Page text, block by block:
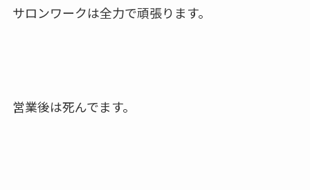
サロンワークは全力で頑張ります。
営業後は死んでます。